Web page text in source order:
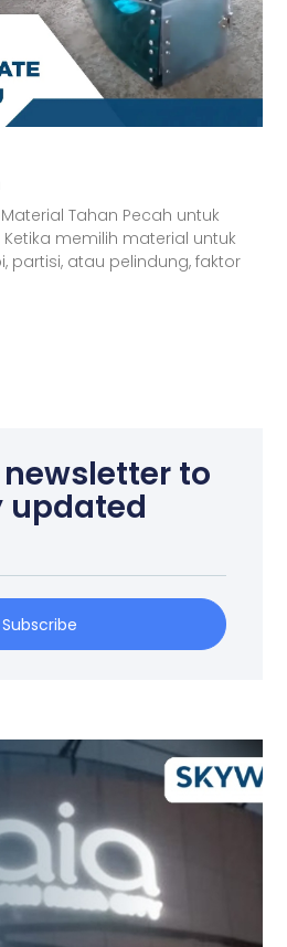
Tahan Pecah untuk
memilih material untuk
partisi, atau pelindung, faktor
to
updated
Subscribe